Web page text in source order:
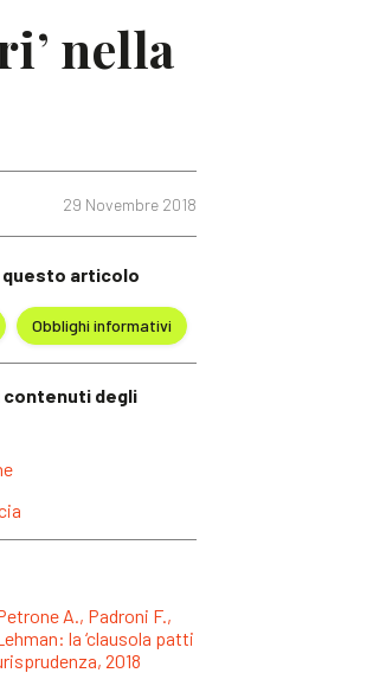
nella
29 Novembre 2018
questo articolo
Obblighi informativi
contenuti degli
A., Padroni F.,
la ‘clausola patti
2018